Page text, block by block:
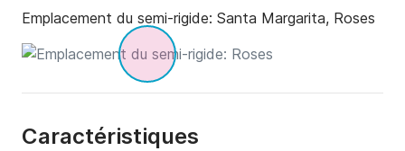
Emplacement du semi-rigide: Santa Margarita, Roses
Caractéristiques